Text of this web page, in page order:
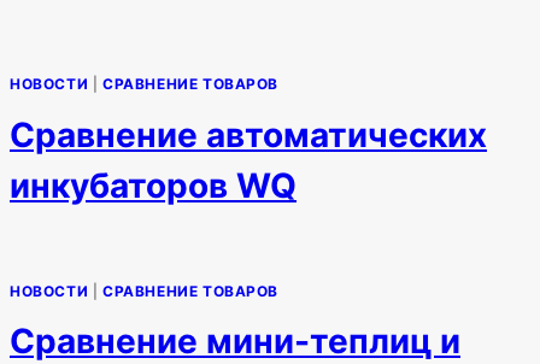
НОВОСТИ СРАВНЕНИЕ ТОВАРОВ
Сравнение автоматических
инкубаторов WQ
НОВОСТИ СРАВНЕНИЕ ТОВАРОВ
Сравнение мини-теплиц и